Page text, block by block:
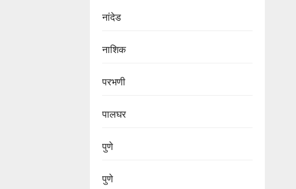
नांदेड
नाशिक
परभणी
पालघर
पुणे
पुणे